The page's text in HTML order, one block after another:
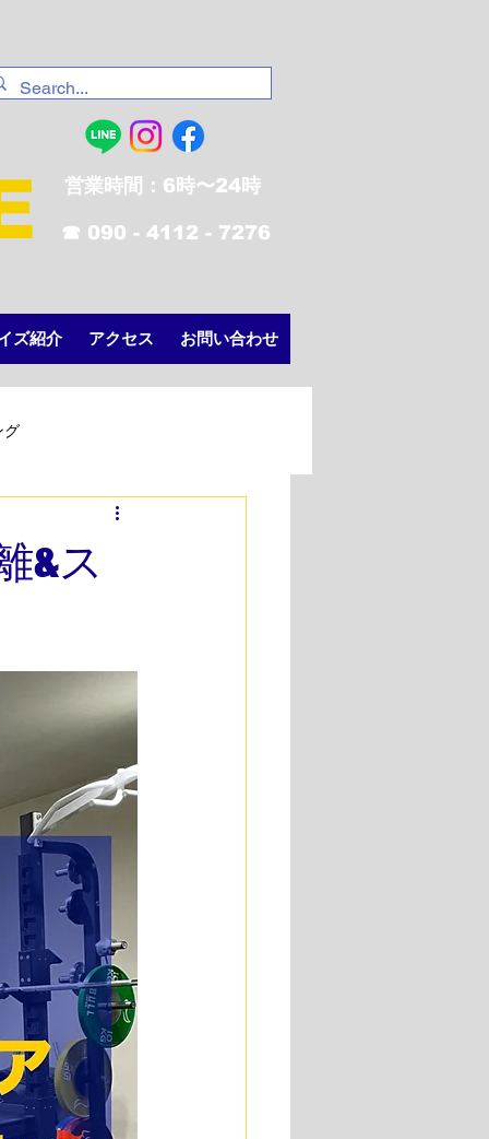
営業時間：6時〜24時
☎︎ 090 - 4112 - 7276
ズ紹介 アクセス お問い合わせ
グ
HALEOサプリメント
アスリートトレーニング
&ス